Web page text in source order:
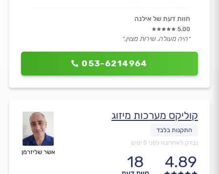
053-6214964
חוות דעת של אילנה
5.00
״היה מעולה. שירות מצוין.״
אשר שליזרמן
קוליקס מערכות מיזוג
נבדק לאחרונה לפני 5 ימים
4.89
18